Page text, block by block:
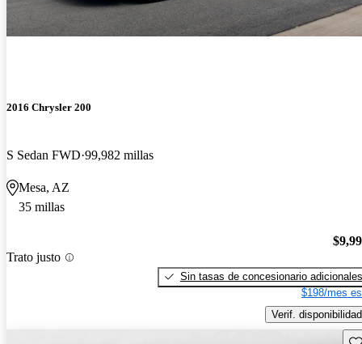
2016 Chrysler 200
S Sedan FWD 99,982 millas
Mesa, AZ
35 millas
Trato justo
Sin tasas de concesionario adicionales
$198/mes
Verif. disponibilidad